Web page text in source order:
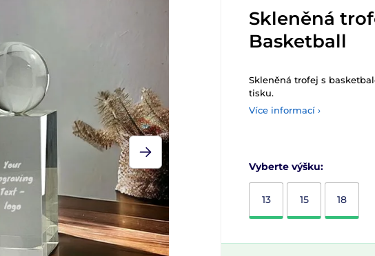
Skleněná
Basketball
Skleněná trofej s
tisku.
Více informací ›
Vyberte výšku:
13 15 18